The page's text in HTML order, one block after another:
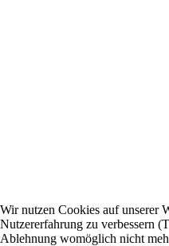
Wir nutzen Cookies auf unserer
Nutzererfahrung zu verbessern
Ablehnung womöglich nicht